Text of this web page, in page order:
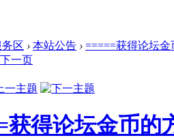
区 › 本站公告 › =====获得论坛
下一页
获得论坛金币的